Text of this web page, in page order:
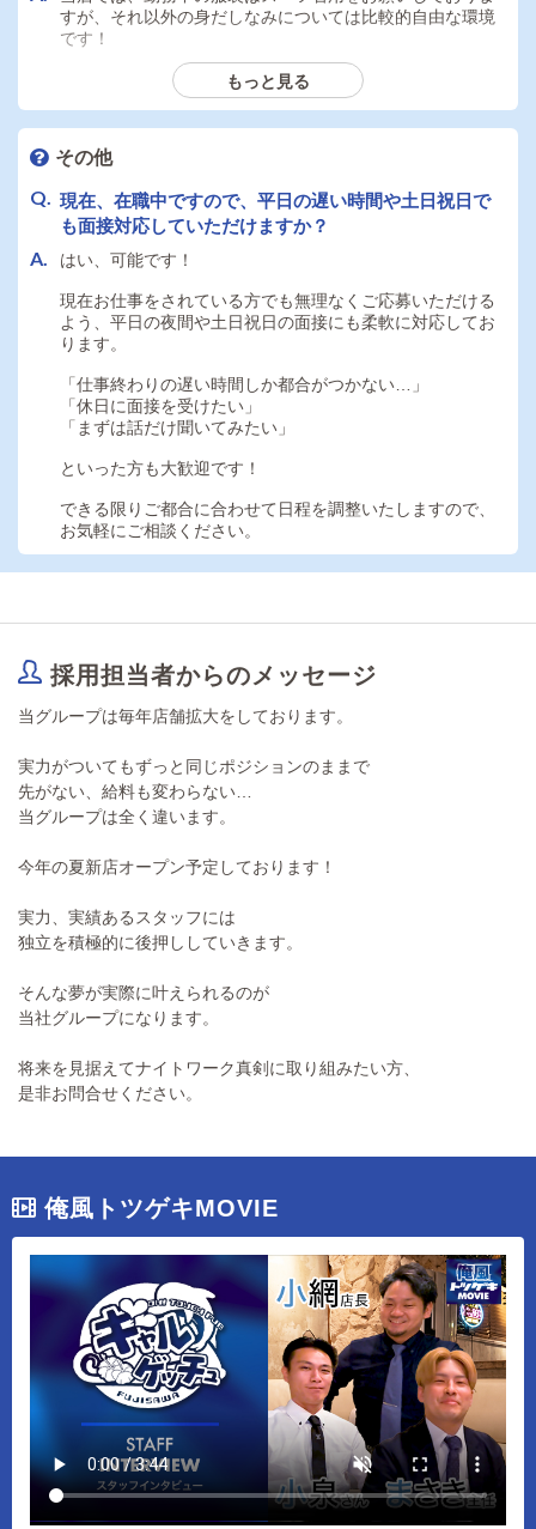
すが、それ以外の身だしなみについては比較的自由な環境
です！
髪型や髪色についても厳しい規定はなく、金髪などの明る
い髪色も清潔感があれば問題ありません。
大切なのは見た目の派手さよりも、お客様に好印象を持っ
ていただける清潔感や身だしなみです。
業務を通して身につくスキルはありますか？
まず、接客業ならではのコミュニケーション能力や気配
り・対応力は自然と身につきます。お客様やキャスト、ス
長します。
また、店舗運営に携わることで、
・マネジメント能力
・スタッフ管理能力
・売上管理や経営視点
・問題解決能力
なども学ぶことができます。
もっと見る
その他
現在、在職中ですので、平日の遅い時間や土日祝日で
も面接対応していただけますか？
はい、可能です！
現在お仕事をされている方でも無理なくご応募いただける
よう、平日の夜間や土日祝日の面接にも柔軟に対応してお
ります。
「仕事終わりの遅い時間しか都合がつかない…」
「休日に面接を受けたい」
「まずは話だけ聞いてみたい」
といった方も大歓迎です！
できる限りご都合に合わせて日程を調整いたしますので、
お気軽にご相談ください。
採用担当者からのメッセージ
当グループは毎年店舗拡大をしております。
実力がついてもずっと同じポジションのままで
先がない、給料も変わらない…
当グループは全く違います。
今年の夏新店オープン予定しております！
実力、実績あるスタッフには
独立を積極的に後押ししていきます。
そんな夢が実際に叶えられるのが
当社グループになります。
将来を見据えてナイトワーク真剣に取り組みたい方、
是非お問合せください。
俺風トツゲキMOVIE